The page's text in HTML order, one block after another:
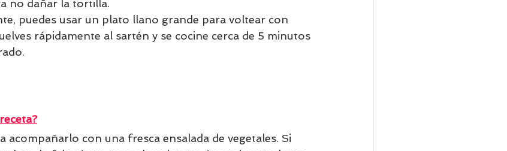
no dañar la tortilla.
puedes usar un plato llano grande para voltear con
rápidamente al sartén y se cocine cerca de 5 minutos
acompañarlo con una fresca ensalada de vegetales. Si